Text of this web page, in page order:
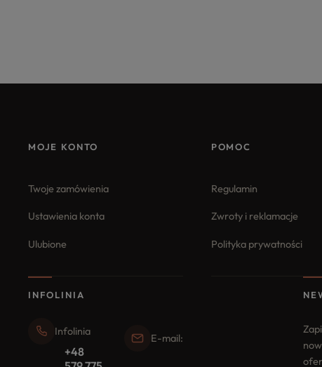
MOJE KONTO
Twoje zamówienia
Ustawienia konta
Ulubione
POMOC
Regulamin
Zwroty i reklamacje
Polityka prywatności
INFOLINIA
Infolinia
+48
E-mail: